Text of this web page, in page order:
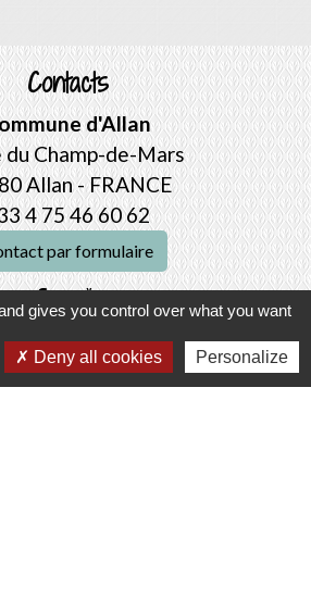
Contacts
d'Allan
du Champ-de-Mars
Allan - FRANCE
4 75 46 60 62
par formulaire
gives you control over what you want
Deny all cookies Personalize